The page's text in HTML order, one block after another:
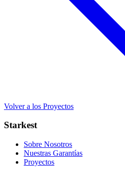
Volver a los Proyectos
Starkest
Sobre Nosotros
Nuestras Garantías
Proyectos